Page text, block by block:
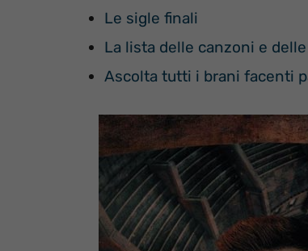
Le sigle finali
La lista delle canzoni e
Ascolta tutti i brani facenti